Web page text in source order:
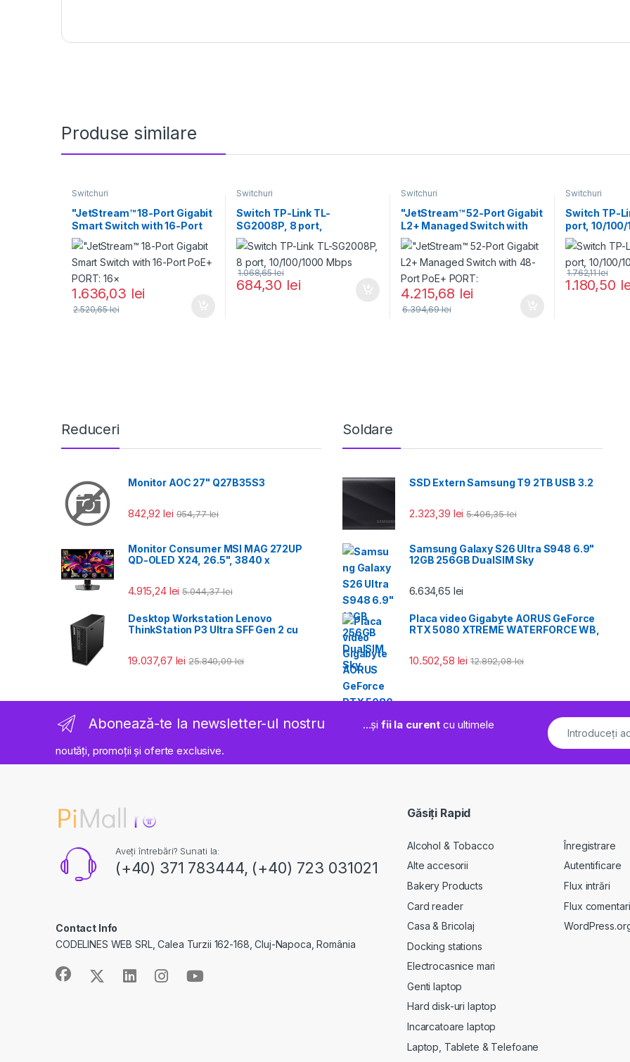
Produse similare
Switchuri
"JetStream™ 18-Port Gigabit
Smart Switch with 16-Port
PoE+ PORT: 16×
1.636,03 lei
2.520,65lei
Switchuri
Switch TP-Link TL-
SG2008P, 8 port,
10/100/1000 Mbps
684,30 lei
1.068,65lei
Switchuri
"JetStream™ 52-Port Gigabit
L2+ Managed Switch with
48-Port PoE+ PORT:
4.215,68 lei
6.394,69lei
Switchuri
Switch TP-
port, 10/
1.180,50
1.762,11lei
Reduceri
Monitor AOC 27" Q27B35S3
842,92lei 954,77lei
Monitor Consumer MSI MAG 272UP
QD-OLED X24, 26.5", 3840 x
4.915,24 lei 5.044,37lei
Desktop Workstation Lenovo
ThinkStation P3 Ultra SFF Gen 2 cu
19.037,67 lei 25.840,09lei
Soldare
SSD Extern Samsung T9 2TB USB 3.2
2.323,39 lei 5.406,35lei
Samsung Galaxy S26 Ultra S948 6.9"
12GB 256GB DualSIM Sky
6.634,65 lei
Placa video Gigabyte AORUS GeForce
RTX 5080 XTREME WATERFORCE WB,
10.502,58 lei 12.892,08lei
Abonează-te la newsletter-ul nostru ...șifii la curent cu ultimele
noutăți, promoții și oferte exclusive.
Aveți întrebări? Sunati la:
(+40) 371 783444, (+40) 723 031021
Contact Info
CODELINES WEB SRL, Calea Turzii 162-168, Cluj-Napoca, România
Găsiți Rapid
Alcohol & Tobacco
Alte accesorii
Bakery Products
Card reader
Casa & Bricolaj
Docking stations
Electrocasnice mari
Genti laptop
Hard disk-uri laptop
Incarcatoare laptop
Laptop, Tablete & Telefoane
Înregistrare
Autentificare
Flux intrări
Flux